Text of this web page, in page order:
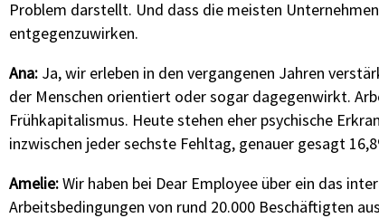
Problem darstellt. Und dass die meisten
entgegenzuwirken.
Ana: Ja, wir erleben in den vergangenen Jahren
der Menschen orientiert oder sogar dagegenwirkt.
Frühkapitalismus. Heute stehen eher psychische
inzwischen jeder sechste Fehltag, genauer gesagt
Amelie:Wir haben bei Dear Employee über ein das
Arbeitsbedingungen von rund 20.000 Beschäftigten